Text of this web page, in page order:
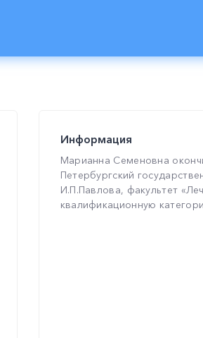
Информация
Марианна Семеновна
Петербургский
И.П.Павлова, факультет
квалификационную